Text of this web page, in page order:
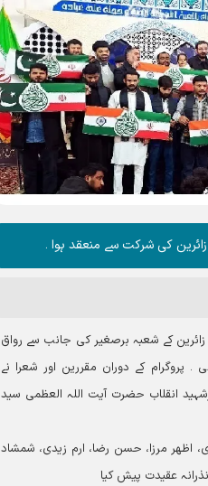
کی شرکت سے منعقد ہوا ۔
کے شعبہ برصغیر کی جانب سے رواق
پروگرام کے دوران مقررین اور شعرا نے
انقلاب حضرت آيت اللہ العظمی سید
مرزا، حسن رضا، ارم زیدی، شمشاد
عقیدت پیش کیا